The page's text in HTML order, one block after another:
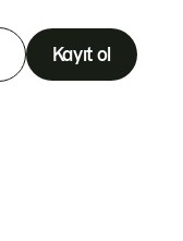
Kayıt ol